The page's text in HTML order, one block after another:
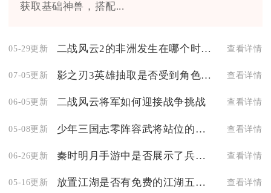
获取基础神兽，搭配...
05-29更新 二战风云2的非洲发生在哪个时间段 查看详情
07-05更新 影之刃3英雄抽取是否受到角色等级限制 查看详情
06-05更新 二战风云将军如何迎接战争挑战 查看详情
05-08更新 少年三国志零阵容武将站位的每个位置应该选择什么类型的武将 查看详情
06-26更新 秦时明月手游中是否展示了兵家流派的形象 查看详情
05-16更新 放置江湖是否有免费的江湖五毒入门攻略资源可供使用 查看详情